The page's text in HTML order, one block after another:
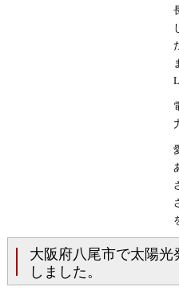
大阪府八尾市で太陽
しました。